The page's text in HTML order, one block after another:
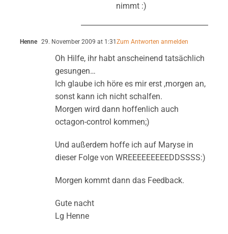
nimmt :)
Henne 29. November 2009 at 1:31Zum Antworten anmelden
Oh Hilfe, ihr habt anscheinend tatsächlich
gesungen…
Ich glaube ich höre es mir erst ,morgen an,
sonst kann ich nicht schalfen.
Morgen wird dann hoffenlich auch
octagon-control kommen;)
Und außerdem hoffe ich auf Maryse in
dieser Folge von WREEEEEEEEEDDSSSS:)
Morgen kommt dann das Feedback.
Gute nacht
Lg Henne